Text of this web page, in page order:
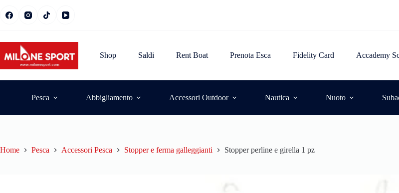
Shop Saldi Rent Boat Prenota Esca Fidelity Card Accademy
Pesca Abbigliamento Accessori Outdoor Nautica Nuoto
Home Pesca Accessori Pesca Stopper e ferma galleggianti Stopper perline e girella 1 pz